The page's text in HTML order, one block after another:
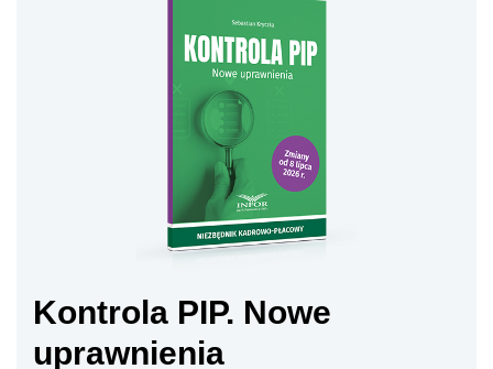
Kontrola PIP. Nowe
uprawnienia